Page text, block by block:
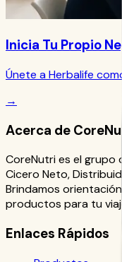
Inicia Tu Propio
Únete a Herbalife
→
Acerca de
CoreNutri es el grupo
Cicero Neto,
Brindamos
productos para tu
Enlaces Rápidos